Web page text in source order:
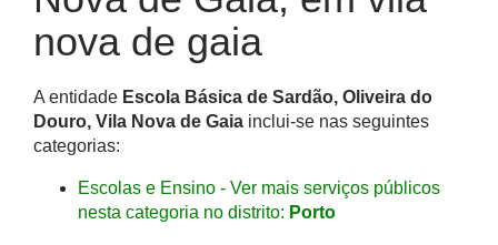
nova de gaia
A entidade Escola Básica de Sardão, Oliveira do
Douro, Vila Nova de Gaia inclui-se nas seguintes
categorias:
Escolas e Ensino - Ver mais serviços públicos
nesta categoria no distrito: Porto